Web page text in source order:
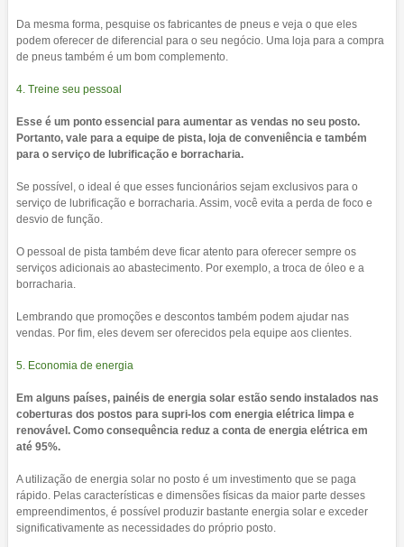
Da mesma forma, pesquise os fabricantes de pneus e veja o que eles
podem oferecer de diferencial para o seu negócio. Uma loja para a compra
de pneus também é um bom complemento.
4. Treine seu pessoal
Esse é um ponto essencial para aumentar as vendas no seu posto.
Portanto, vale para a equipe de pista, loja de conveniência e também
para o serviço de lubrificação e borracharia.
Se possível, o ideal é que esses funcionários sejam exclusivos para o
serviço de lubrificação e borracharia. Assim, você evita a perda de foco e
desvio de função.
O pessoal de pista também deve ficar atento para oferecer sempre os
serviços adicionais ao abastecimento. Por exemplo, a troca de óleo e a
borracharia.
Lembrando que promoções e descontos também podem ajudar nas
vendas. Por fim, eles devem ser oferecidos pela equipe aos clientes.
5. Economia de energia
Em alguns países, painéis de energia solar estão sendo instalados nas
coberturas dos postos para supri-los com energia elétrica limpa e
renovável. Como consequência reduz a conta de energia elétrica em
até 95%.
A utilização de energia solar no posto é um investimento que se paga
rápido. Pelas características e dimensões físicas da maior parte desses
empreendimentos, é possível produzir bastante energia solar e exceder
significativamente as necessidades do próprio posto.